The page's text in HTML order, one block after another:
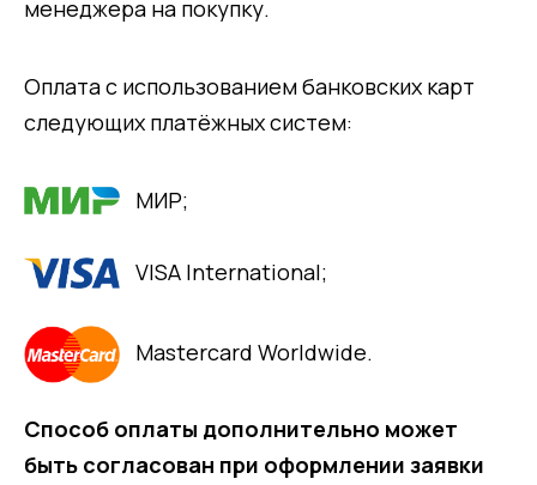
менеджера на покупку.
Оплата с использованием банковских карт
следующих платёжных систем:
МИР;
VISA International;
Mastercard Worldwide.
Способ оплаты дополнительно может
быть согласован при оформлении заявки